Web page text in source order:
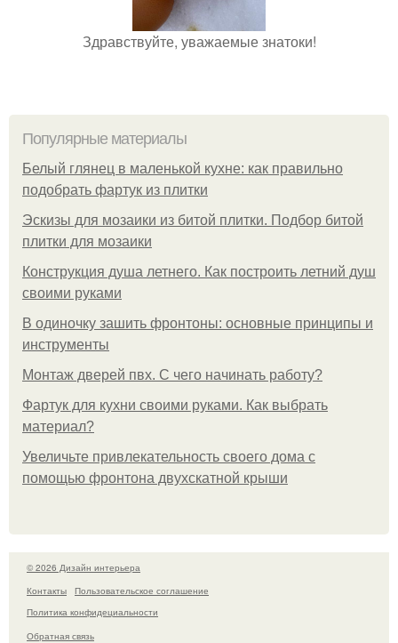
Здравствуйте, уважаемые знатоки!
Популярные материалы
Белый глянец в маленькой кухне: как правильно
подобрать фартук из плитки
Эскизы для мозаики из битой плитки. Подбор битой
плитки для мозаики
Конструкция душа летнего. Как построить летний душ
своими руками
В одиночку зашить фронтоны: основные принципы и
инструменты
Монтаж дверей пвх. С чего начинать работу?
Фартук для кухни своими руками. Как выбрать
материал?
Увеличьте привлекательность своего дома с
помощью фронтона двухскатной крыши
© 2026 Дизайн интерьера
Контакты
Пользовательское соглашение
Политика конфидециальности
Обратная связь